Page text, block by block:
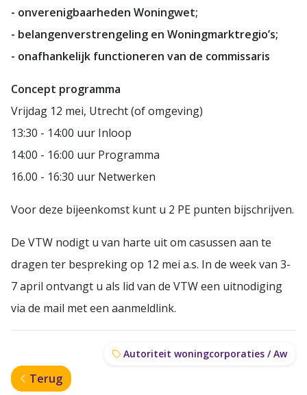
- onverenigbaarheden Woningwet;
- belangenverstrengeling en Woningmarktregio’s;
- onafhankelijk functioneren van de commissaris
Concept programma
Vrijdag 12 mei, Utrecht (of omgeving)
13:30 - 14:00 uur Inloop
14:00 - 16:00 uur Programma
16.00 - 16:30 uur Netwerken
Voor deze bijeenkomst kunt u 2 PE punten bijschrijven.
De VTW nodigt u van harte uit om casussen aan te
dragen ter bespreking op 12 mei a.s. In de week van 3-
7 april ontvangt u als lid van de VTW een uitnodiging
via de mail met een aanmeldlink.
Autoriteit woningcorporaties / Aw
Terug